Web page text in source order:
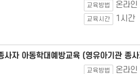
교육방법 온라인
교육시간 1시간
자 아동학대예방교육 (영유아기관 종
교육방법 온라인